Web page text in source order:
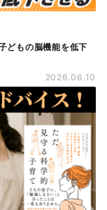
どもの脳機能を低下
2026.06.10